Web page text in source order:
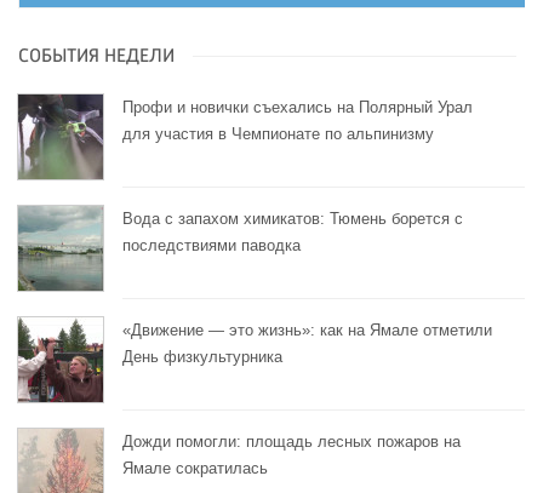
СОБЫТИЯ НЕДЕЛИ
Профи и новички съехались на Полярный Урал
для участия в Чемпионате по альпинизму
Вода с запахом химикатов: Тюмень борется с
последствиями паводка
«Движение — это жизнь»: как на Ямале отметили
День физкультурника
Дожди помогли: площадь лесных пожаров на
Ямале сократилась